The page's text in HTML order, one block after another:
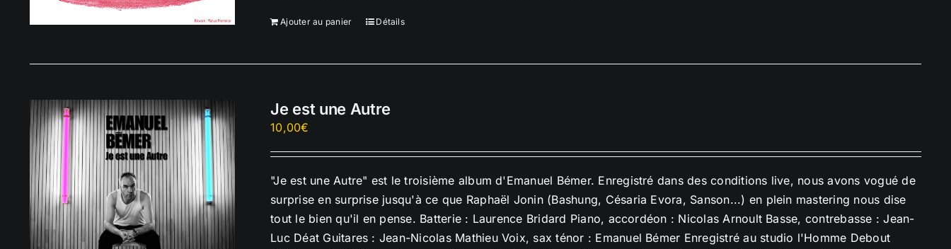
Ajouter au panier Détails
Je est une Autre
10,00€
"Je est une Autre" est le troisième album d'Emanuel Bémer. Enregistré dans des conditions live, nous avons vogué de
surprise en surprise jusqu'à ce que Raphaël Jonin (Bashung, Césaria Evora, Sanson...) en plein mastering nous dise
tout le bien qu'il en pense. Batterie : Laurence Bridard Piano, accordéon : Nicolas Arnoult Basse, contrebasse : Jean-
Luc Déat Guitares : Jean-Nicolas Mathieu Voix, sax ténor : Emanuel Bémer Enregistré au studio l'Homme Debout